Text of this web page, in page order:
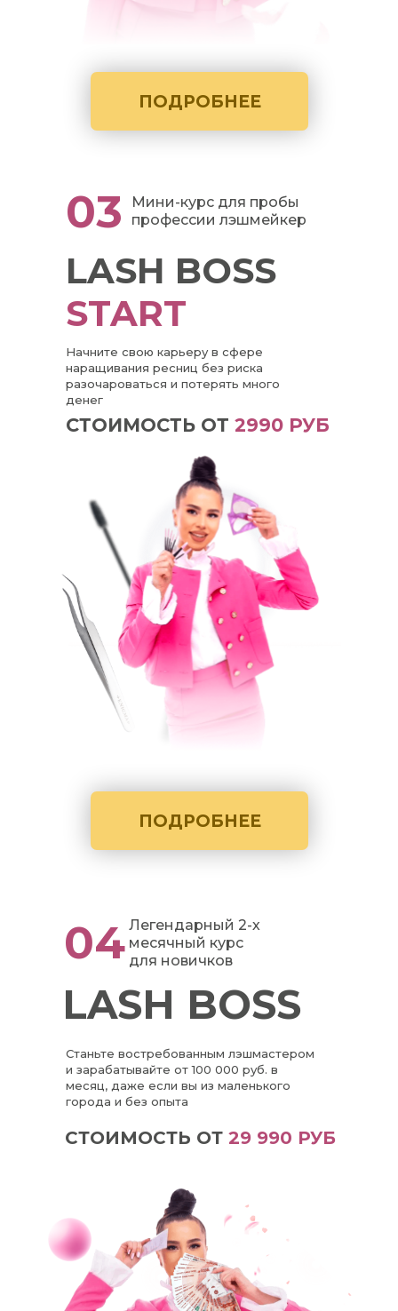
ПОДРОБНЕЕ
ПОДРОБНЕЕ
LASH BOSS
START
Мини-курс для пробы
профессии лэшмейкер
СТОИМОСТЬ ОТ 2990 РУБ
03
Начните свою карьеру в сфере
наращивания ресниц без риска
разочароваться и потерять много
денег
LASH BOSS
Легендарный 2-х
месячный курс
для новичков
СТОИМОСТЬ ОТ 29 990 РУБ
04
Станьте востребованным лэшмастером
и зарабатывайте от 100 000 руб. в
месяц, даже если вы из маленького
города и без опыта